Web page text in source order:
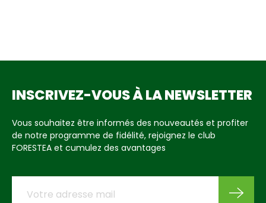
INSCRIVEZ-VOUS À LA NEWSLETTER
Vous souhaitez être informés des nouveautés et profiter
de notre programme de fidélité, rejoignez le club
FORESTEA et cumulez des avantages